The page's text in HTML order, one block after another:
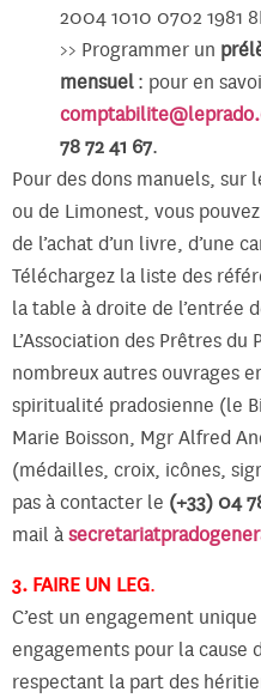
2004 1010 0702 1981
>> Programmer un
mensuel: pour en
78 72 41 67.
Pour des dons manuels, sur
ou de Limonest, vous pouvez
de l’achat d’un livre, d’une
Téléchargez la liste des
la table à droite de l’entrée
L’Association des Prêtres du
nombreux autres ouvrages
spiritualité pradosienne (le
Marie Boisson, Mgr Alfred
(médailles, croix, icônes,
pas à contacter le (+33) 04
mail à
3. FAIRE UN LEG.
C’est un engagement
engagements pour la cause
respectant la part des